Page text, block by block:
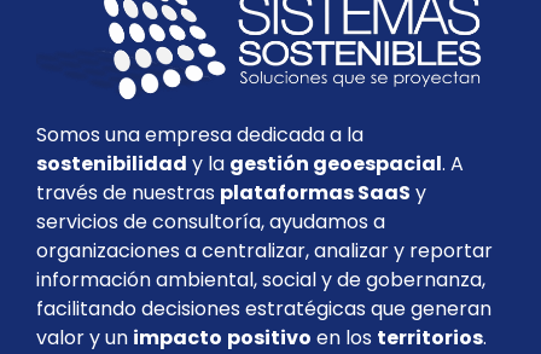
Somos una empresa dedicada a la
sostenibilidad y la gestión geoespacial. A
través de nuestras plataformas SaaS y
servicios de consultoría, ayudamos a
organizaciones a centralizar, analizar y reportar
información ambiental, social y de gobernanza,
facilitando decisiones estratégicas que generan
valor y un impacto positivo en los territorios.